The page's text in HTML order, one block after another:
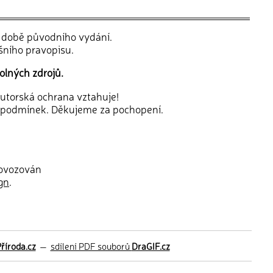
původního vydání.
pravopisu.
zdrojů.
ochrana vztahuje!
Děkujeme za pochopení.
.
— sdílení PDF souborůDraGIF.cz